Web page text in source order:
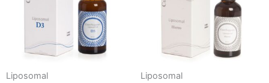
Liposomal
Liposomal